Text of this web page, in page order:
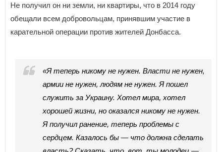
Не получил он ни земли, ни квартиры, что в 2014 году
обещали всем добровольцам, принявшим участие в
карательной операции против жителей Донбасса.
«Я теперь никому не нужен. Власти не нужен,
армии не нужен, людям не нужен. Я пошел
служить за Украину. Хотел мира, хотел
хорошей жизни, но оказался никому не нужен.
Я получил ранение, теперь проблемы с
сердцем. Казалось бы — что должна сделать